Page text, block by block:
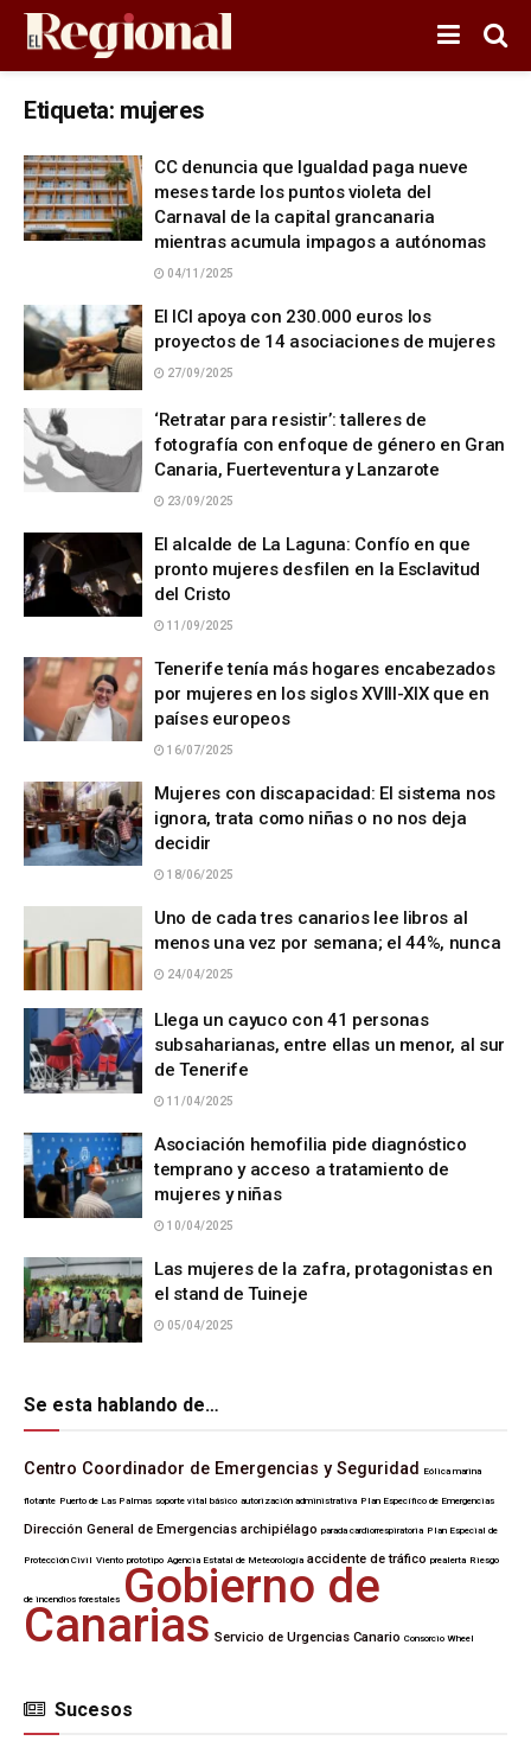
Etiqueta: mujeres
CC denuncia que Igualdad paga nueve
meses tarde los puntos violeta del
Carnaval de la capital grancanaria
mientras acumula impagos a autónomas
04/11/2025
El ICI apoya con 230.000 euros los
proyectos de 14 asociaciones de mujeres
27/09/2025
‘Retratar para resistir’: talleres de
fotografía con enfoque de género en Gran
Canaria, Fuerteventura y Lanzarote
23/09/2025
El alcalde de La Laguna: Confío en que
pronto mujeres desfilen en la Esclavitud
del Cristo
11/09/2025
Tenerife tenía más hogares encabezados
por mujeres en los siglos XVIII-XIX que en
países europeos
16/07/2025
Mujeres con discapacidad: El sistema nos
ignora, trata como niñas o no nos deja
decidir
18/06/2025
Uno de cada tres canarios lee libros al
menos una vez por semana; el 44%, nunca
24/04/2025
Llega un cayuco con 41 personas
subsaharianas, entre ellas un menor, al sur
de Tenerife
11/04/2025
Asociación hemofilia pide diagnóstico
temprano y acceso a tratamiento de
mujeres y niñas
10/04/2025
Las mujeres de la zafra, protagonistas en
el stand de Tuineje
05/04/2025
Se esta hablando de…
Centro Coordinador de Emergencias y Seguridad Eólica marina
flotante Puerto de Las Palmas soporte vital básico autorización administrativa Plan Específico de Emergencias
Dirección General de Emergencias archipiélago parada cardiorrespiratoria Plan Especial de
Protección Civil Viento prototipo Agencia Estatal de Meteorología accidente de tráfico prealerta Riesgo
de incendios forestales Gobierno de
Canarias Servicio de Urgencias Canario Consorcio Wheel
Sucesos
SUCESOS